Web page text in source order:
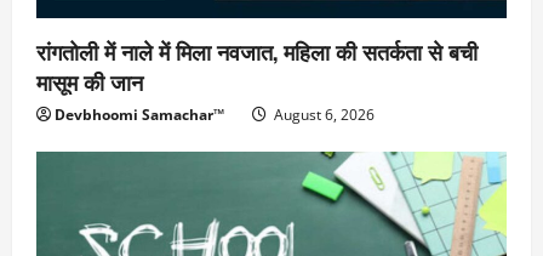
रांगतोली में नाले में मिला नवजात, महिला की सतर्कता से बची
मासूम की जान
Devbhoomi Samachar™ August 6, 2026